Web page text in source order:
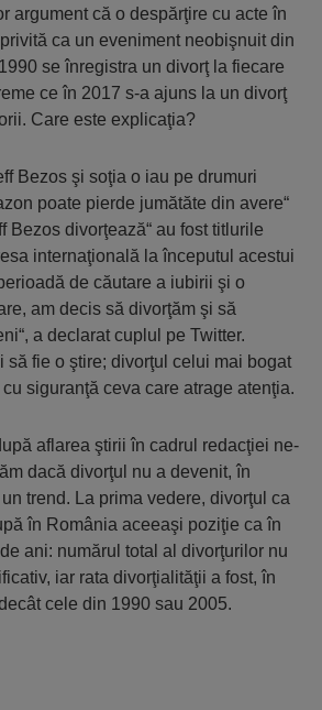
argument că o despărţire cu acte în
ca un eveniment neobişnuit din
se înregistra un divorţ la fiecare
ce în 2017 s-a ajuns la un divorţ
Care este explicaţia?
Bezos şi soţia o iau pe drumuri
poate pierde jumătăte din avere“
Bezos divorţează“ au fost titlurile
internaţională la începutul acestui
de căutare a iubirii şi o
am decis să divorţăm şi să
a declarat cuplul pe Twitter.
să fie o ştire; divorţul celui mai bogat
siguranţă ceva care atrage atenţia.
aflarea ştirii în cadrul redacţiei ne-
dacă divorţul nu a devenit, în
trend. La prima vedere, divorţul ca
în România aceeaşi poziţie ca în
ani: numărul total al divorţurilor nu
iar rata divorţialităţii a fost, în
cele din 1990 sau 2005.